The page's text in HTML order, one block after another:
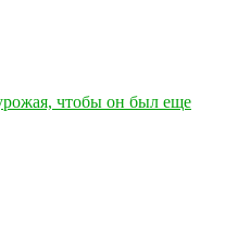
чтобы он был еще